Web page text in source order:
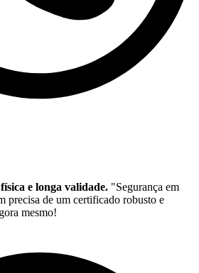
e longa validade. "Segurança em
precisa de um certificado robusto e
mesmo!